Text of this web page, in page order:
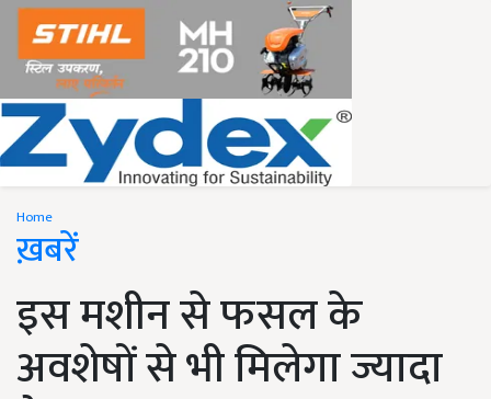
Home
ख़बरें
इस मशीन से फसल के
अवशेषों से भी मिलेगा ज्यादा